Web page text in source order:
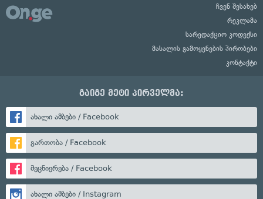
ჩვენ შესახებ
რეკლამა
სარედაქციო კოდექსი
მასალის გამოყენების პირობები
კონტაქტი
გაიგე მეტი პირველმა:
ახალი ამბები / Facebook
გართობა / Facebook
მეცნიერება / Facebook
ახალი ამბები / Instagram